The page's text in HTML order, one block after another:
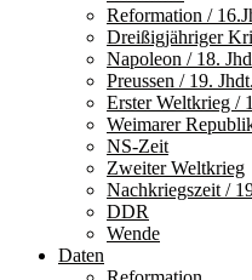
Reformation /
Dreißigjähriger
Napoleon / 18.
Preussen / 19. Jhdt.
Erster Weltkrieg /
Weimarer
NS-Zeit
Zweiter Weltkrieg
Nachkriegszeit /
DDR
Wende
Daten